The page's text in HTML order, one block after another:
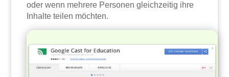
oder wenn mehrere Personen gleichzeitig ihre
Inhalte teilen möchten.